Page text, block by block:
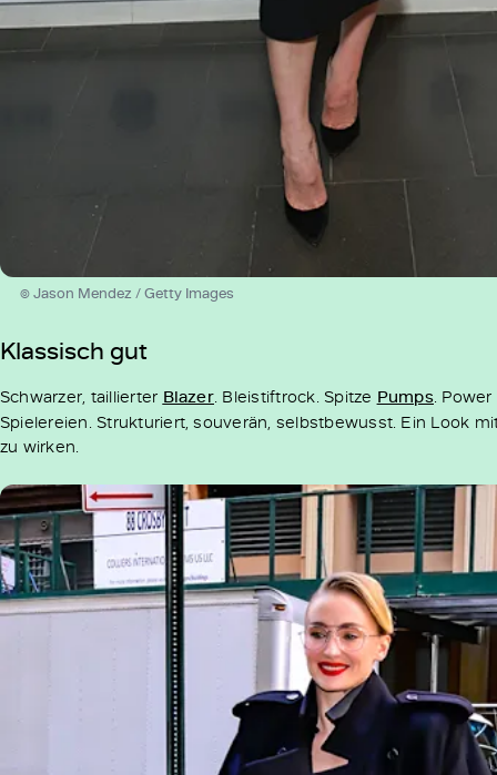
© Jason Mendez / Getty Images
Klassisch gut
Schwarzer, taillierter Blazer. Bleistiftrock. Spitze Pumps.
Spielereien. Strukturiert, souverän, selbstbewusst. Ein Look
zu wirken.